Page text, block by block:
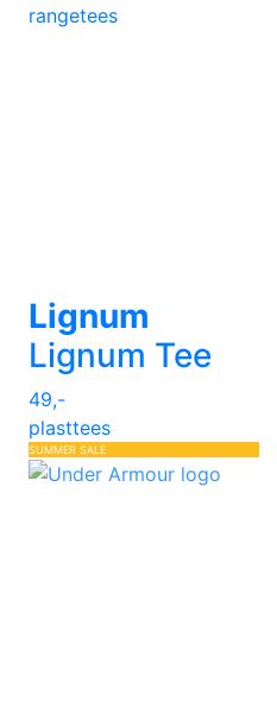
rangetees
Lignum
Lignum Tee
49,-
plasttees
SUMMER SALE